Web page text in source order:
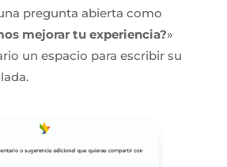
pregunta abierta como
mejorar tu experiencia?»
un espacio para escribir su